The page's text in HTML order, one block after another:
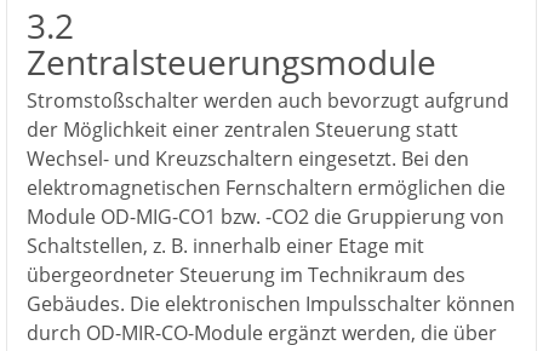
3.2
Zentralsteuerungsmodule
Stromstoßschalter werden auch bevorzugt aufgrund
der Möglichkeit einer zentralen Steuerung statt
Wechsel- und Kreuzschaltern eingesetzt. Bei den
elektromagnetischen Fernschaltern ermöglichen die
Module OD-MIG-CO1 bzw. -CO2 die Gruppierung von
Schaltstellen, z. B. innerhalb einer Etage mit
übergeordneter Steuerung im Technikraum des
Gebäudes. Die elektronischen Impulsschalter können
durch OD-MIR-CO-Module ergänzt werden, die über